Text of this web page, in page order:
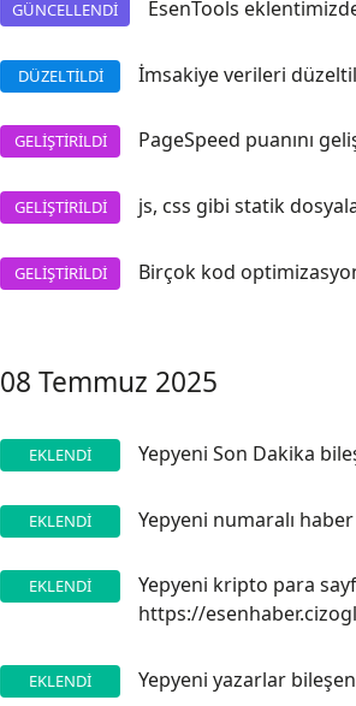
GÜNCELLENDI EsenTools
DÜZELTILDI İmsakiye verileri
GELIŞTIRILDI PageSpeed puanını
GELIŞTIRILDI js, css gibi statik
GELIŞTIRILDI Birçok kod
08 Temmuz 2025
EKLENDI Yepyeni Son Dakika
EKLENDI Yepyeni numaralı
EKLENDI
Yepyeni kripto para
https://
EKLENDI Yepyeni yazarlar